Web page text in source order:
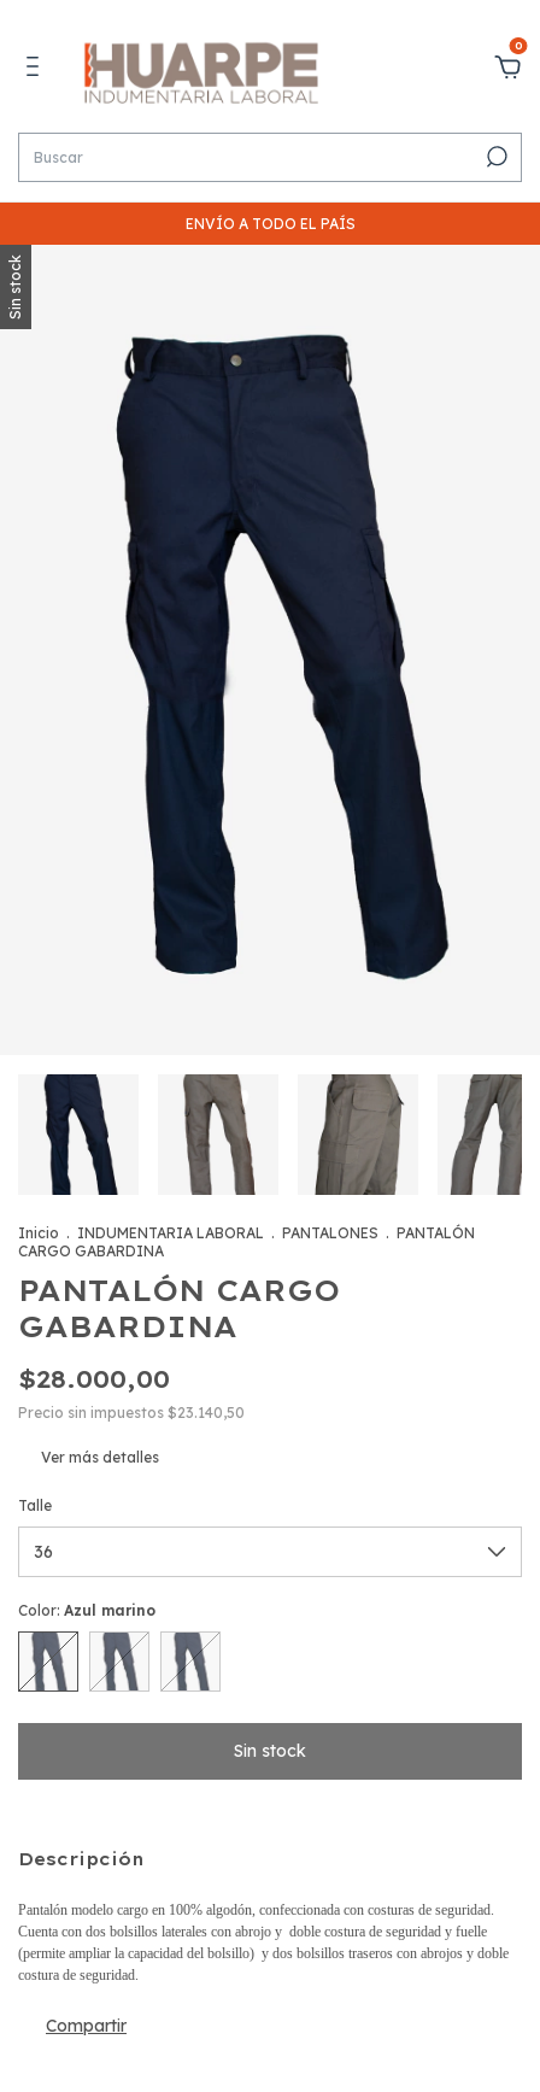
0
ENVÍO A TODO EL PAÍS
Sin stock
Inicio . INDUMENTARIA LABORAL . PANTALONES . PANTALÓN
CARGO GABARDINA
PANTALÓN CARGO
GABARDINA
$28.000,00
Precio sin impuestos $23.140,50
Ver más detalles
Talle
Color: Azul marino
Descripción
Pantalón modelo cargo en 100% algodón, confeccionada con costuras de seguridad.
Cuenta con dos bolsillos laterales con abrojo y doble costura de seguridad y fuelle
(permite ampliar la capacidad del bolsillo) y dos bolsillos traseros con abrojos y doble
costura de seguridad.
Compartir